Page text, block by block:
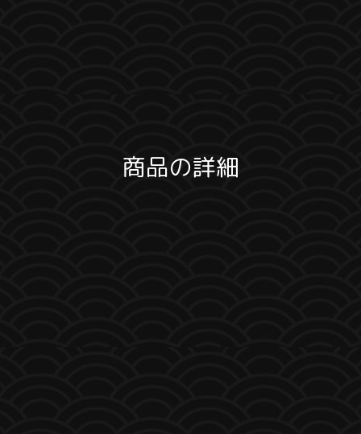
商品の詳細